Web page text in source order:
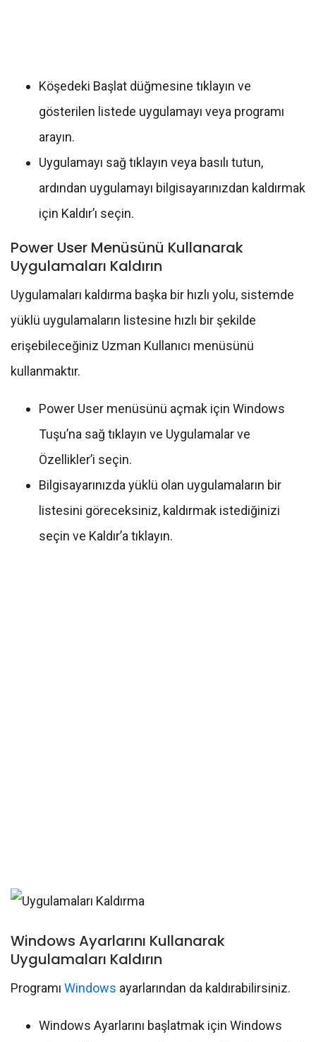
Köşedeki Başlat düğmesine tıklayın ve
gösterilen listede uygulamayı veya programı
arayın.
Uygulamayı sağ tıklayın veya basılı tutun,
ardından uygulamayı bilgisayarınızdan kaldırmak
için Kaldır’ı seçin.
Power User Menüsünü Kullanarak
Uygulamaları Kaldırın
Uygulamaları kaldırma başka bir hızlı yolu, sistemde
yüklü uygulamaların listesine hızlı bir şekilde
erişebileceğiniz Uzman Kullanıcı menüsünü
kullanmaktır.
Power User menüsünü açmak için Windows
Tuşu’na sağ tıklayın ve Uygulamalar ve
Özellikler’i seçin.
Bilgisayarınızda yüklü olan uygulamaların bir
listesini göreceksiniz, kaldırmak istediğinizi
seçin ve Kaldır’a tıklayın.
Windows Ayarlarını Kullanarak
Uygulamaları Kaldırın
Programı Windows ayarlarından da kaldırabilirsiniz.
Windows Ayarlarını başlatmak için Windows